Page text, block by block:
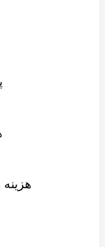
هزینه